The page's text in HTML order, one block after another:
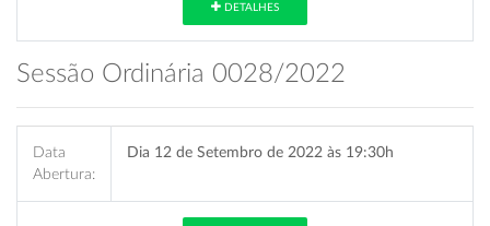
DETALHES
Sessão Ordinária 0028/2022
Data
Abertura:
Dia 12 de Setembro de 2022 às 19:30h